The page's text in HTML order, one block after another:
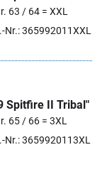
63 / 64 = XXL
Nr.: 365992011XXL
Spitfire II Tribal"
65 / 66 = 3XL
Nr.: 3659920113XL